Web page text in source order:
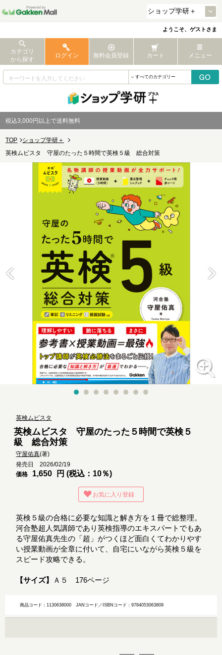
ようこそ、ゲストさま
カテゴリ
から探す
ログイン 無料会員登録 カート メニュー
税込3,000円以上で送料無料
TOP
ショップ学研＋
英検ムビスタ 守屋のたった５時間で英検５級 総合対策
英検ムビスタ
英検ムビスタ 守屋のたった５時間で英検５
級 総合対策
守屋佑真(著)
発売日 2026/02/19
価格
1,650 円 (税込：10％)
お気に入り登録
英検５級の合格に必要な知識と解き方を１冊で総整理。
河合塾超人気講師であり英検指導のエキスパートでもあ
る守屋佑真先生の「超」がつくほど面白くてわかりやす
い授業動画が全章に付いて、自宅にいながら英検５級を
スピード攻略できる。
【サイズ】 Ａ５ 176ページ
商品コード：1130638000JANコード／ISBNコード：9784053063809